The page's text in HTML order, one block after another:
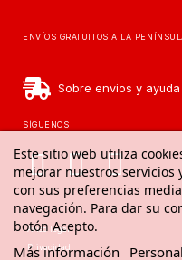
Este sitio web utiliza
mejorar nuestros
con sus preferencias
navegación. Para dar su
botón Acepto.
Más información
ENVÍOS GRATUITOS A LA
Sobre envios y ayuda
SÍGUENOS
Aviso legal
Privacidad